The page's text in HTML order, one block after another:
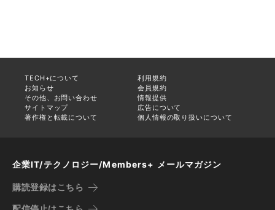
TECH+について
利用規約
お知らせ
会員規約
その他、お問い合わせ
情報提供
サイトマップ
広告について
著作権と転載について
個人情報の取り扱いについて
企業IT/テクノロジー/Members+ メールマガジン
購読登録はこちら